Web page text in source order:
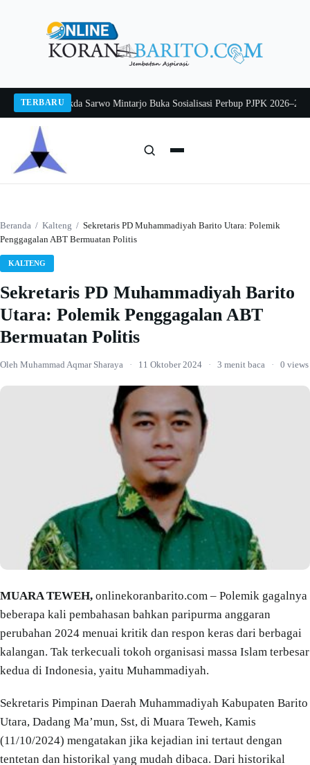
TERBARU
2026Pj Sekda Sarwo Mintarjo Buka Sosialisasi Perbup PJPK 2026–2030
Beranda / Kalteng / Sekretaris PD Muhammadiyah Barito Utara: Polemik
Penggagalan ABT Bermuatan Politis
KALTENG
Sekretaris PD Muhammadiyah Barito
Utara: Polemik Penggagalan ABT
Bermuatan Politis
Oleh Muhammad Aqmar Sharaya · 11 Oktober 2024 · 3 menit baca · 0 views
MUARA TEWEH, onlinekoranbarito.com – Polemik gagalnya
beberapa kali pembahasan bahkan paripurma anggaran
perubahan 2024 menuai kritik dan respon keras dari berbagai
kalangan. Tak terkecuali tokoh organisasi massa Islam terbesar
kedua di Indonesia, yaitu Muhammadiyah.
Sekretaris Pimpinan Daerah Muhammadiyah Kabupaten Barito
Utara, Dadang Ma’mun, Sst, di Muara Teweh, Kamis
(11/10/2024) mengatakan jika kejadian ini tertaut dengan
tentetan dan historikal yang mudah dibaca. Dari historikal